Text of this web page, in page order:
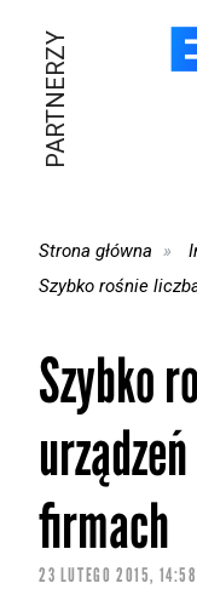
PARTNERZY
Strona główna
Szybko rośnie
Szybko
firmach
23 LUTEGO 2015, 14:58